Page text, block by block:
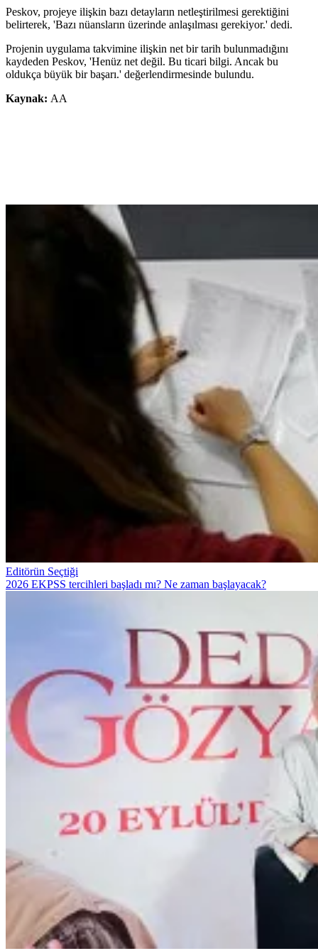
Peskov, projeye ilişkin bazı detayların netleştirilmesi gerektiğini
belirterek, 'Bazı nüansların üzerinde anlaşılması gerekiyor.' dedi.
Projenin uygulama takvimine ilişkin net bir tarih bulunmadığını
kaydeden Peskov, 'Henüz net değil. Bu ticari bilgi. Ancak bu
oldukça büyük bir başarı.' değerlendirmesinde bulundu.
Kaynak: AA
Editörün Seçtiği
2026 EKPSS tercihleri başladı mı? Ne zaman başlayacak?